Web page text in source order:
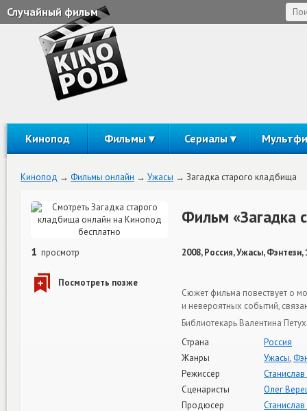
Случайный фильм
Кинопод Фильмы Сериалы
Кинопод Фильмы онлайн Ужасы Загадка старого кладбища
1 просмотр
Фильм «Загадка
2008, Россия, Ужасы, Фэнтези,
Сюжет фильма повествует о
и невероятных событий,
Библиотекарь Валентина
Страна
Россия
Жанры
Ужасы,
Режиссер
Сценаристы
Олег
Продюсер